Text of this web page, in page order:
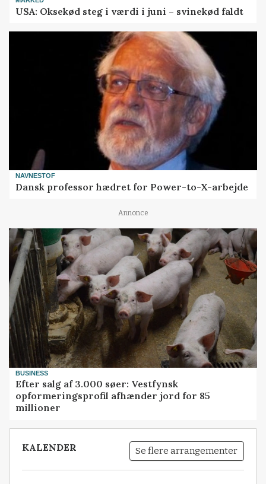
USA: Oksekød steg i værdi i juni – svinekød faldt
NAVNESTOF
Dansk professor hædret for Power-to-X-arbejde
Annonce
BUSINESS
Efter salg af 3.000 søer: Vestfynsk
opformeringsprofil afhænder jord for 85
millioner
KALENDER Se flere arrangementer